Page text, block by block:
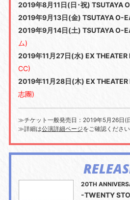
2019年8月11日(日･祝) TSUTAYA
2019年9月13日(金) TSUTAYA O-
2019年9月14日(土) TSUTAYA O-
ム)
2019年11月27日(水) EX THEATER
CC)
2019年11月28日(木) EX THEATER
志團)
≫チケット一般発売日：2019年5月26日(
≫詳細は公演詳細ページをご確認ください
20TH
-TWENTY